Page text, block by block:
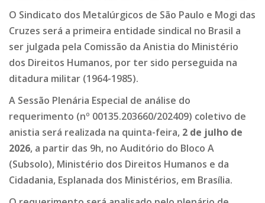
O Sindicato dos Metalúrgicos de São Paulo e Mogi das
Cruzes será a primeira entidade sindical no Brasil a
ser julgada pela Comissão da Anistia do Ministério
dos Direitos Humanos, por ter sido perseguida na
ditadura militar (1964-1985).
A Sessão Plenária Especial de análise do
requerimento (nº 00135.203660/202409) coletivo de
anistia será realizada na quinta-feira, 2 de julho de
2026, a partir das 9h, no Auditório do Bloco A
(Subsolo), Ministério dos Direitos Humanos e da
Cidadania, Esplanada dos Ministérios, em Brasília.